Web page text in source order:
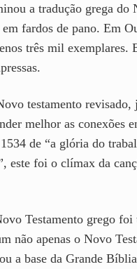
a tradução grega
fardos de pano. Em
três mil exemplares.
testamento
melhor as
de “a glória do
este foi o clímax da
Testamento grego
não apenas o Novo
a base da Grande